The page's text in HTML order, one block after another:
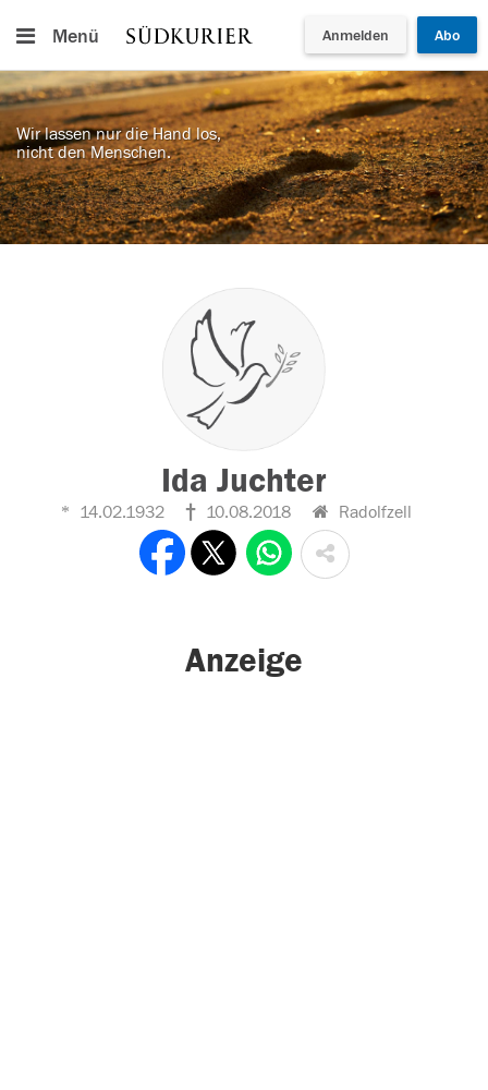
Menü Anmelden Abo
Wir lassen nur die Hand los,
nicht den Menschen.
Ida Juchter
14.02.1932 10.08.2018 Radolfzell
Anzeige